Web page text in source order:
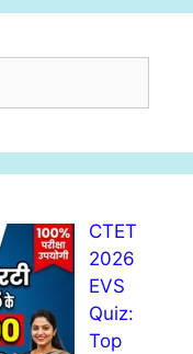
CTET
2026
EVS
Quiz:
Top